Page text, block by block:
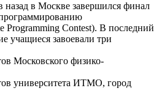
назад в Москве завершился финал
Programming Contest). В последний
учащиеся завоевали три
Московского физико-
университета ИТМО, город